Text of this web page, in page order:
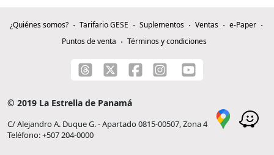
¿Quiénes somos? Tarifario GESE Suplementos Ventas
e-Paper
Puntos de venta
Términos y condiciones
© 2019 La Estrella de Panamá
C/ Alejandro A. Duque G. - Apartado 0815-00507, Zona 4
Teléfono: +507 204-0000